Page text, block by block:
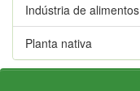
Indústria de alimentos
Planta nativa